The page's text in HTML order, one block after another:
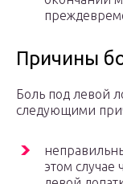
Причины
Боль под левой
следующими
этом случае